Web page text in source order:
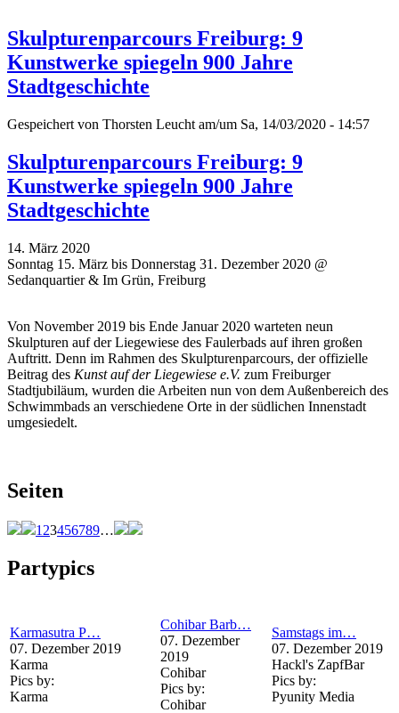
Skulpturenparcours Freiburg: 9
Kunstwerke spiegeln 900 Jahre
Stadtgeschichte
Gespeichert von Thorsten Leucht am/um Sa, 14/03/2020 - 14:57
Skulpturenparcours Freiburg: 9
Kunstwerke spiegeln 900 Jahre
Stadtgeschichte
14. März 2020
Sonntag 15. März bis Donnerstag 31. Dezember 2020 @
Sedanquartier & Im Grün, Freiburg
Von November 2019 bis Ende Januar 2020 warteten neun
Skulpturen auf der Liegewiese des Faulerbads auf ihren großen
Auftritt. Denn im Rahmen des Skulpturenparcours, der offizielle
Beitrag des Kunst auf der Liegewiese e.V. zum Freiburger
Stadtjubiläum, wurden die Arbeiten nun von dem Außenbereich des
Schwimmbads an verschiedene Orte in der südlichen Innenstadt
umgesiedelt.
Seiten
1 23456789…
Partypics
Karmasutra P…
07. Dezember 2019
Karma
Pics by:
Karma
Cohibar Barb…
07. Dezember
2019
Cohibar
Pics by:
Cohibar
Samstags im…
07. Dezember 2019
Hackl's ZapfBar
Pics by:
Pyunity Media